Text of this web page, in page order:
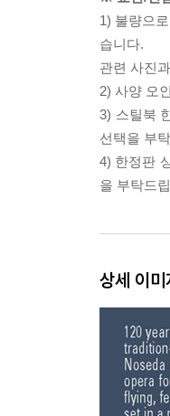
1) 불량으
습니다.
관련 사진
2) 사양 오
3) 스틸북
선택을 부
4) 한정판
을 부탁드
상세 이미